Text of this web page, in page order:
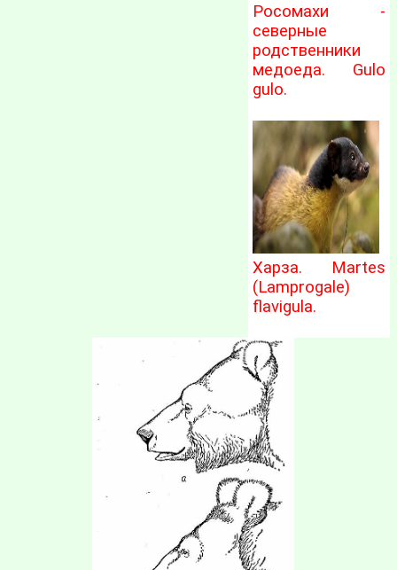
Росомахи -
северные
родственники
медоеда. Gulo
gulo.
Харза. Martes
(Lamprogale)
flavigula.